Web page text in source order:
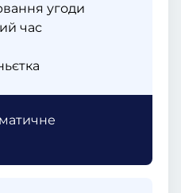
угоди
час